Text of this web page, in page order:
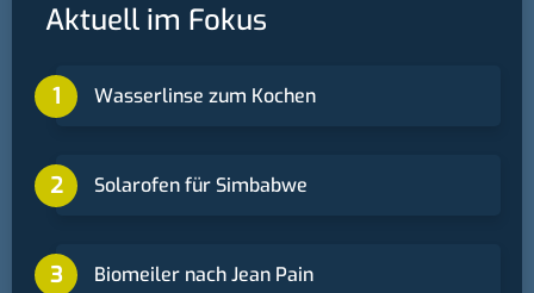
Aktuell im Fokus
Wasserlinse zum Kochen
Solarofen für Simbabwe
Biomeiler nach Jean Pain